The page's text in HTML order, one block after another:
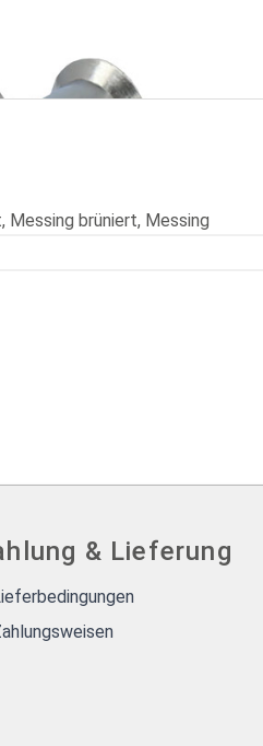
Messing brüniert, Messing
& Lieferung